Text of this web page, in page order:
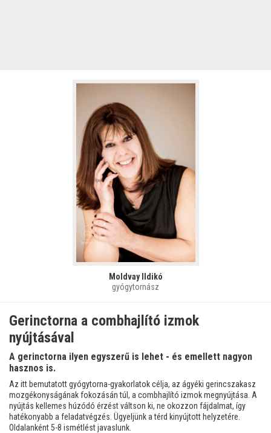
Moldvay Ildikó
gyógytornász
Gerinctorna a combhajlító izmok
nyújtásával
A gerinctorna ilyen egyszerű is lehet - és emellett nagyon
hasznos is.
Az itt bemutatott gyógytorna-gyakorlatok célja, az ágyéki gerincszakasz
mozgékonyságának fokozásán túl, a combhajlító izmok megnyújtása. A
nyújtás kellemes húzódó érzést váltson ki, ne okozzon fájdalmat, így
hatékonyabb a feladatvégzés. Ügyeljünk a térd kinyújtott helyzetére.
Oldalanként 5-8 ismétlést javaslunk.